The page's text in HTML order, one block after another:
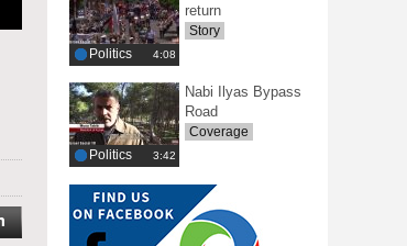
Politics ‎4:08
return
Story
Politics ‎3:42
Nabi Ilyas Bypass
Road
Coverage